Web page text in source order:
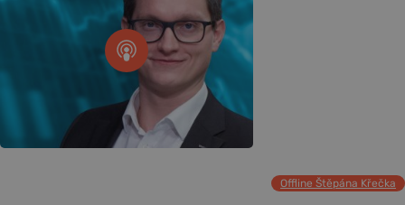
Offline Štěpána Křečka